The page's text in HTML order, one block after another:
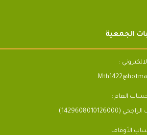
الجمعية
:
العام :
(1429608010126000)
الأوقاف :